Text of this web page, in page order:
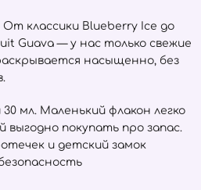
классики Blueberry Ice до
Guava — у нас только свежие
насыщенно, без
мл. Маленький флакон легко
выгодно покупать про запас.
и детский замок